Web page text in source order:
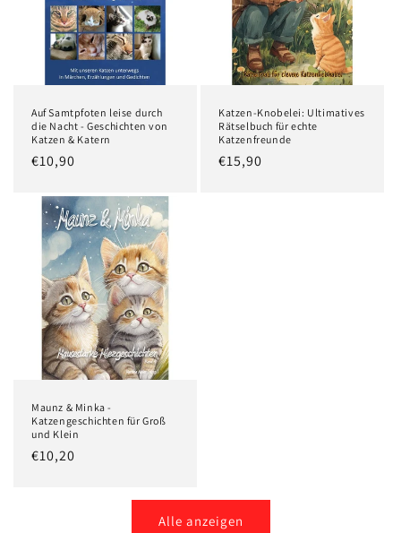
Auf Samtpfoten leise durch
die Nacht - Geschichten von
Katzen & Katern
Normaler
€10,90
Katzen-Knobelei: Ultimatives
Rätselbuch für echte
Katzenfreunde
Normaler
€15,90
Maunz & Minka -
Katzengeschichten für Groß
und Klein
Normaler
€10,20
Alle anzeigen